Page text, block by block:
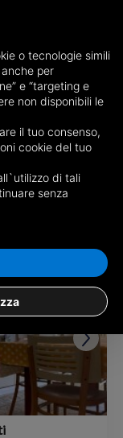
o tecnologie simili
per
e “targeting e
non disponibili le
il tuo consenso,
cookie del tuo
di tali
senza